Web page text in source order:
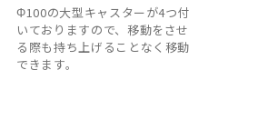
Φ100の大型キャスターが4つ付
いておりますので、移動をさせ
る際も持ち上げることなく移動
できます。